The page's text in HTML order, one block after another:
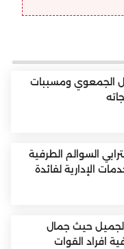
الجمعوي ومسببات
السوالم الطرفية
الإدارية لفائدة
حيث جمال
افراد القوات